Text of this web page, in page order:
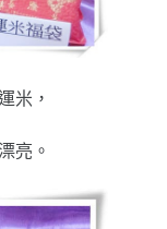
米，
亮。